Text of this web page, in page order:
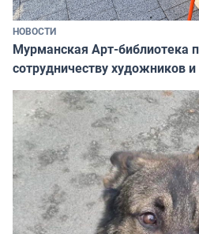
НОВОСТИ
Мурманская Арт-библиотека
сотрудничеству художников